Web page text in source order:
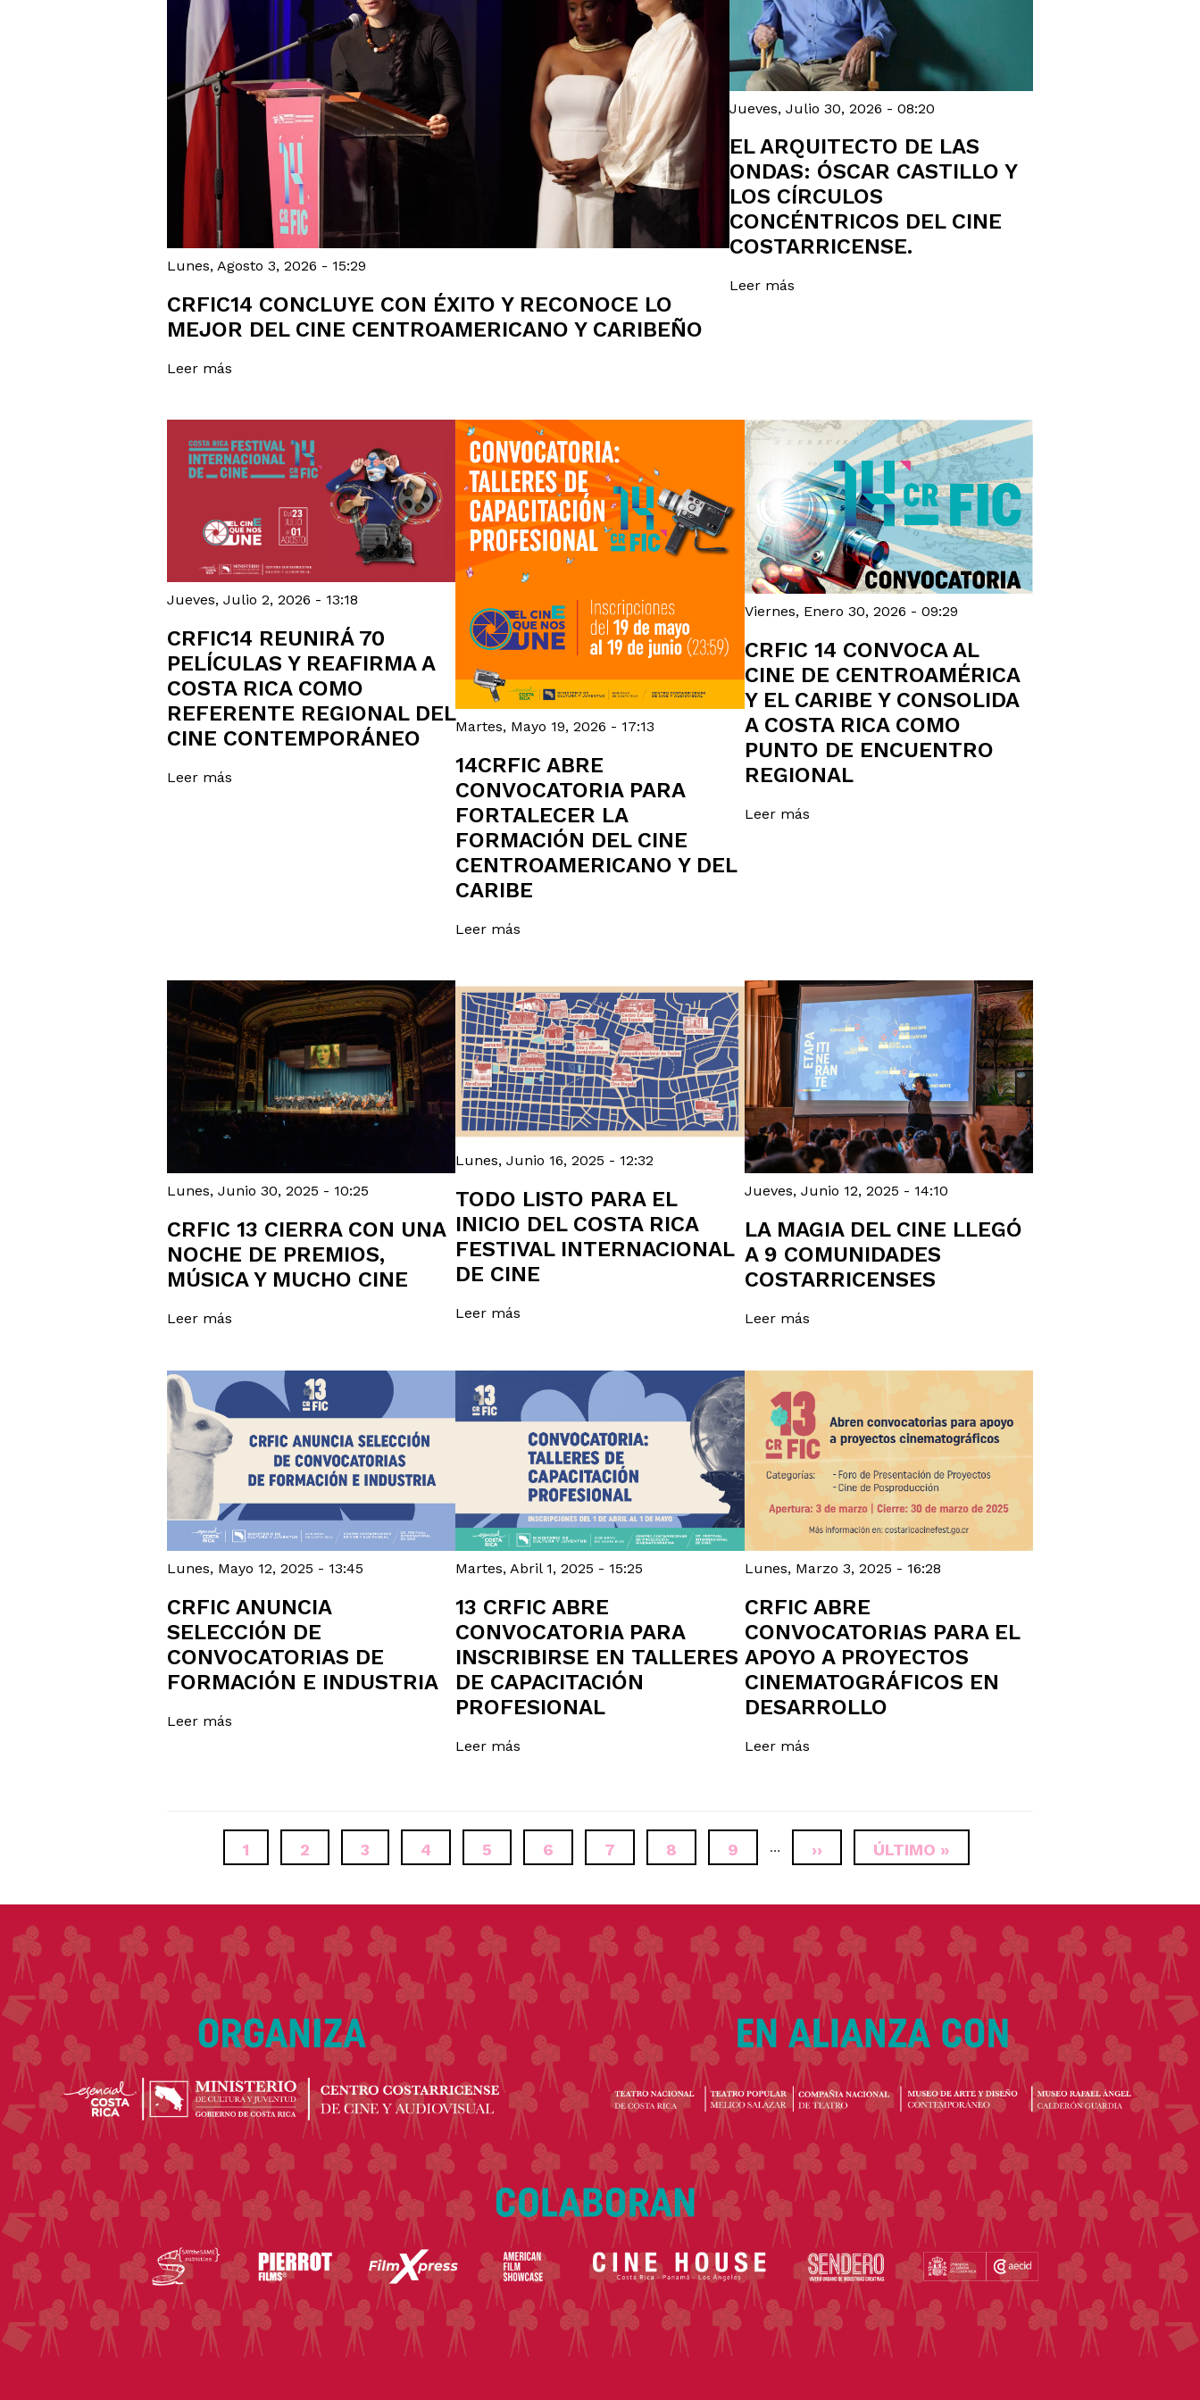
Lunes, Agosto 3, 2026 - 15:29
CRFIC14 CONCLUYE CON ÉXITO Y RECONOCE LO
MEJOR DEL CINE CENTROAMERICANO Y CARIBEÑO
Leer más
Jueves, Julio 30, 2026 - 08:20
EL ARQUITECTO DE LAS
ONDAS: ÓSCAR CASTILLO Y
LOS CÍRCULOS
CONCÉNTRICOS DEL CINE
COSTARRICENSE.
Leer más
Jueves, Julio 2, 2026 - 13:18
CRFIC14 REUNIRÁ 70
PELÍCULAS Y REAFIRMA A
COSTA RICA COMO
REFERENTE REGIONAL DEL
CINE CONTEMPORÁNEO
Leer más
Martes, Mayo 19, 2026 - 17:13
14CRFIC ABRE
CONVOCATORIA PARA
FORTALECER LA
FORMACIÓN DEL CINE
CENTROAMERICANO Y DEL
CARIBE
Leer más
Viernes, Enero 30, 2026 - 09:29
CRFIC 14 CONVOCA AL
CINE DE CENTROAMÉRICA
Y EL CARIBE Y CONSOLIDA
A COSTA RICA COMO
PUNTO DE ENCUENTRO
REGIONAL
Leer más
Lunes, Junio 30, 2025 - 10:25
CRFIC 13 CIERRA CON UNA
NOCHE DE PREMIOS,
MÚSICA Y MUCHO CINE
Leer más
Lunes, Junio 16, 2025 - 12:32
TODO LISTO PARA EL
INICIO DEL COSTA RICA
FESTIVAL INTERNACIONAL
DE CINE
Leer más
Jueves, Junio 12, 2025 - 14:10
LA MAGIA DEL CINE LLEGÓ
A 9 COMUNIDADES
COSTARRICENSES
Leer más
Lunes, Mayo 12, 2025 - 13:45
CRFIC ANUNCIA
SELECCIÓN DE
CONVOCATORIAS DE
FORMACIÓN E INDUSTRIA
Leer más
Martes, Abril 1, 2025 - 15:25
13 CRFIC ABRE
CONVOCATORIA PARA
INSCRIBIRSE EN TALLERES
DE CAPACITACIÓN
PROFESIONAL
Leer más
Lunes, Marzo 3, 2025 - 16:28
CRFIC ABRE
CONVOCATORIAS PARA EL
APOYO A PROYECTOS
CINEMATOGRÁFICOS EN
DESARROLLO
Leer más
PÁGINA
1 PÁGINA
2 PÁGINA
3 PÁGINA
4 PÁGINA
5 PÁGINA
6 PÁGINA
7 PÁGINA
8 PÁGINA
9 …
SIGUIENTE
PÁGINA
››
ÚLTIMA
PÁGINA
ÚLTIMO »